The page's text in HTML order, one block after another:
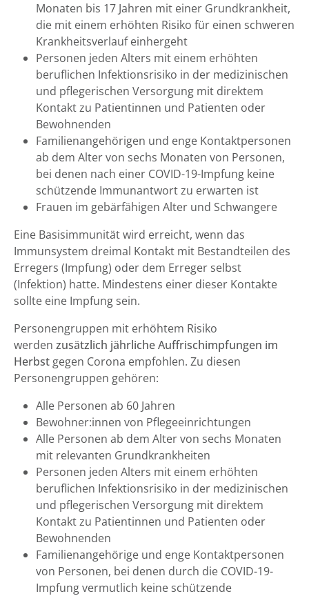
Monaten bis 17 Jahren mit einer Grundkrankheit,
die mit einem erhöhten Risiko für einen schweren
Krankheitsverlauf einhergeht
Personen jeden Alters mit einem erhöhten
beruflichen Infektionsrisiko in der medizinischen
und pflegerischen Versorgung mit direktem
Kontakt zu Patientinnen und Patienten oder
Bewohnenden
Familienangehörigen und enge Kontaktpersonen
ab dem Alter von sechs Monaten von Personen,
bei denen nach einer COVID-19-Impfung keine
schützende Immunantwort zu erwarten ist
Frauen im gebärfähigen Alter und Schwangere
Eine Basisimmunität wird erreicht, wenn das
Immunsystem dreimal Kontakt mit Bestandteilen des
Erregers (Impfung) oder dem Erreger selbst
(Infektion) hatte. Mindestens einer dieser Kontakte
sollte eine Impfung sein.
Personengruppen mit erhöhtem Risiko
werden zusätzlich jährliche Auffrischimpfungen im
Herbst gegen Corona empfohlen. Zu diesen
Personengruppen gehören:
Alle Personen ab 60 Jahren
Bewohner:innen von Pflegeeinrichtungen
Alle Personen ab dem Alter von sechs Monaten
mit relevanten Grundkrankheiten
Personen jeden Alters mit einem erhöhten
beruflichen Infektionsrisiko in der medizinischen
und pflegerischen Versorgung mit direktem
Kontakt zu Patientinnen und Patienten oder
Bewohnenden
Familienangehörige und enge Kontaktpersonen
von Personen, bei denen durch die COVID-19-
Impfung vermutlich keine schützende